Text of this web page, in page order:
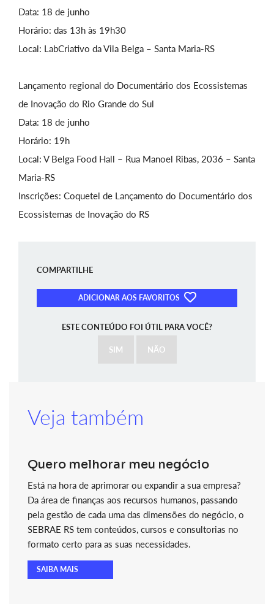
Data: 18 de junho
Horário: das 13h às 19h30
Local: LabCriativo da Vila Belga – Santa Maria-RS
Lançamento regional do Documentário dos Ecossistemas
de Inovação do Rio Grande do Sul
Data: 18 de junho
Horário: 19h
Local: V Belga Food Hall – Rua Manoel Ribas, 2036 – Santa
Maria-RS
Inscrições: Coquetel de Lançamento do Documentário dos
Ecossistemas de Inovação do RS
COMPARTILHE
ADICIONAR AOS FAVORITOS
ESTE CONTEÚDO FOI ÚTIL PARA VOCÊ?
SIM NÃO
Veja também
Quero melhorar meu negócio
Está na hora de aprimorar ou expandir a sua empresa?
Da área de finanças aos recursos humanos, passando
pela gestão de cada uma das dimensões do negócio, o
SEBRAE RS tem conteúdos, cursos e consultorias no
formato certo para as suas necessidades.
SAIBA MAIS